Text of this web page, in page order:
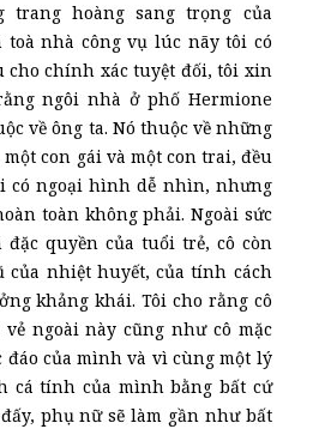
trang hoàng sang trọng của
nhà công vụ lúc nãy tôi có
cho chính xác tuyệt đối, tôi xin
ngôi nhà ở phố Hermione
về ông ta. Nó thuộc về những
một con gái và một con trai, đều
có ngoại hình dễ nhìn, nhưng
toàn không phải. Ngoài sức
quyền của tuổi trẻ, cô còn
của nhiệt huyết, của tính cách
khảng khái. Tôi cho rằng cô
ngoài này cũng như cô mặc
đáo của mình và vì cùng một lý
cá tính của mình bằng bất cứ
phụ nữ sẽ làm gần như bất